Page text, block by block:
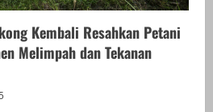
Kembali Resahkan Petani
Melimpah dan Tekanan